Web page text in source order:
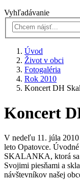
Vyhľadávanie
Úvod
Život v obci
Fotogaléria
Rok 2010
Koncert DH
Koncert
V nedeľu 11. júla
leto Opatovce.
SKALANKA, ktorá sa
Svojimi piesňami a
návštevníkov našej